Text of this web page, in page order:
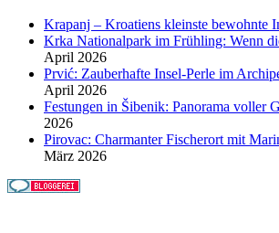
Krapanj – Kroatiens kleinste bewohnte
Krka Nationalpark im Frühling: Wenn
April 2026
Prvić: Zauberhafte Insel-Perle im
April 2026
Festungen in Šibenik: Panorama voller
2026
Pirovac: Charmanter Fischerort mit
März 2026